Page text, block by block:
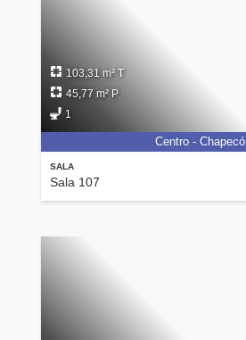
SALA
Sala 107
103,31 m² T
45,77 m² P
1
Centro - Chapecó